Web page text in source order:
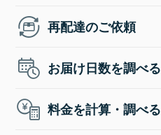
再配達のご依頼
お届け日数を調べる
料金を計算・調べる